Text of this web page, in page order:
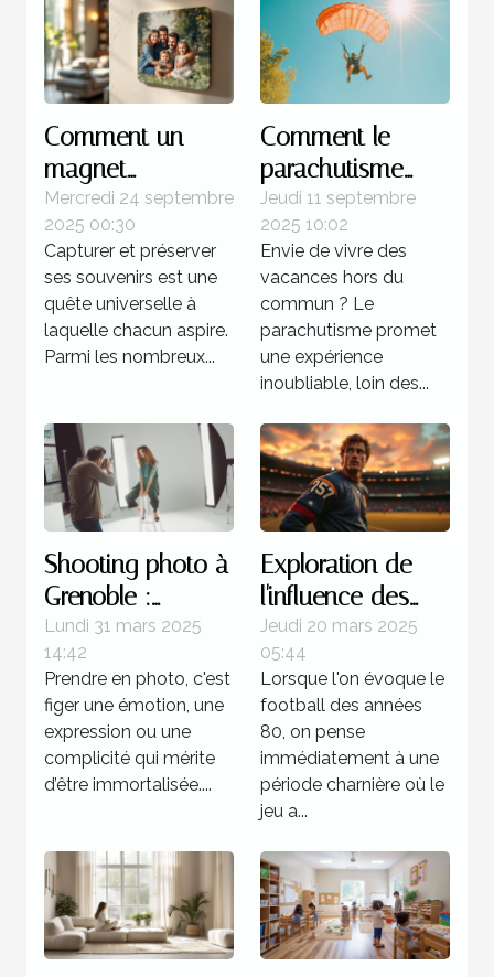
Comment un
magnet
personnalisé peut
capturer vos
souvenirs
uniques ?
Mercredi 24 septembre
2025 00:30
Capturer et préserver
ses souvenirs est une
quête universelle à
laquelle chacun aspire.
Parmi les nombreux...
Comment le
parachutisme
peut transformer
votre perception
des vacances ?
Jeudi 11 septembre
2025 10:02
Envie de vivre des
vacances hors du
commun ? Le
parachutisme promet
une expérience
inoubliable, loin des...
Shooting photo à
Grenoble :
immortalisez vos
moments avec
un professionnel
Lundi 31 mars 2025
14:42
Prendre en photo, c'est
figer une émotion, une
expression ou une
complicité qui mérite
d’être immortalisée....
Exploration de
l'influence des
stratégies
offensives dans
le football des
années 80
Jeudi 20 mars 2025
05:44
Lorsque l'on évoque le
football des années
80, on pense
immédiatement à une
période charnière où le
jeu a...